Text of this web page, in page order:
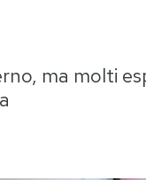
ma molti